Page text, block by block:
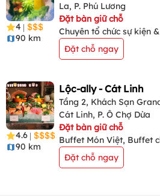
4 |
90 km
La, P. Phú Lương
Đặt bàn giữ chỗ
Chuyên tổ chức sự kiện
Đặt chỗ ngay
4.6 |
90 km
Lộc-ally - Cát Linh
Tầng 2, Khách Sạn
Cát Linh, P. Ô Chợ Dừa
Đặt bàn giữ chỗ
Buffet Món Việt, Buffet
Đặt chỗ ngay